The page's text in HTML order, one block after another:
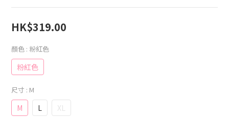
HK$319.00
顏色 : 粉紅色
粉紅色
尺寸 : M
M L XL